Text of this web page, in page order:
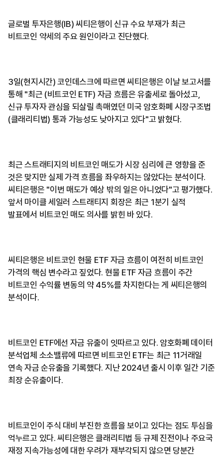
글로벌 투자은행(IB) 씨티은행이 신규 수요 부재가 최근
비트코인 약세의 주요 원인이라고 진단했다.
3일(현지시간) 코인데스크에 따르면 씨티은행은 이날 보고서를
통해 "최근 (비트코인 ETF) 자금 흐름은 유출세로 돌아섰고,
신규 투자자 관심을 되살릴 촉매였던 미국 암호화폐 시장구조법
(클래리티법) 통과 가능성도 낮아지고 있다"고 밝혔다.
최근 스트래티지의 비트코인 매도가 시장 심리에 큰 영향을 준
것은 맞지만 실제 가격 흐름을 좌우하지는 않았다는 분석이다.
씨티은행은 "이번 매도가 예상 밖의 일은 아니었다"고 평가했다.
앞서 마이클 세일러 스트래티지 회장은 최근 1분기 실적
발표에서 비트코인 매도 의사를 밝힌 바 있다.
씨티은행은 비트코인 현물 ETF 자금 흐름이 여전히 비트코인
가격의 핵심 변수라고 짚었다. 현물 ETF 자금 흐름이 주간
비트코인 수익률 변동의 약 45%를 차지한다는 게 씨티은행의
분석이다.
비트코인 ETF에선 자금 유출이 잇따르고 있다. 암호화폐 데이터
분석업체 소소밸류에 따르면 비트코인 ETF는 최근 11거래일
연속 자금 순유출을 기록했다. 지난 2024년 출시 이후 일간 기준
최장 순유출이다.
비트코인이 주식 대비 부진한 흐름을 보이고 있다는 점도 투심을
억누르고 있다. 씨티은행은 클래리티법 등 규제 진전이나 주요국
재정 지속가능성에 대한 우려가 재부각되지 않으면 당분간